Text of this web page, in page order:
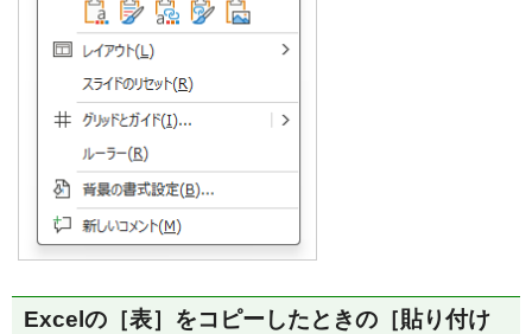
Excelの［表］をコピーしたときの［貼り付け